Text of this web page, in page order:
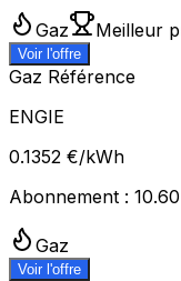
Gaz Meilleur
Voir l'offre
Gaz Référence
ENGIE
0.1352 €/kWh
Abonnement : 10.60
Gaz
Voir l'offre